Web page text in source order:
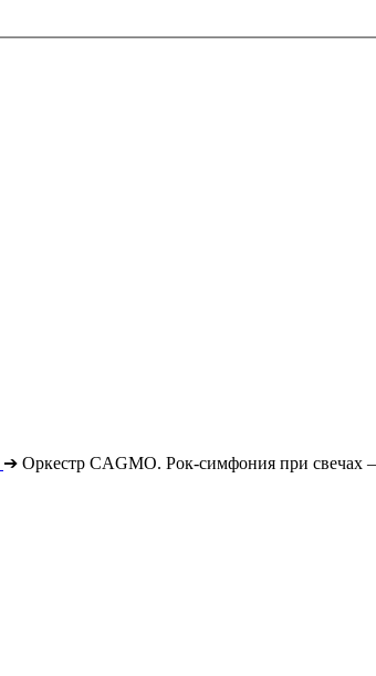
➔ Оркестр CAGMO. Рок-симфония при свечах